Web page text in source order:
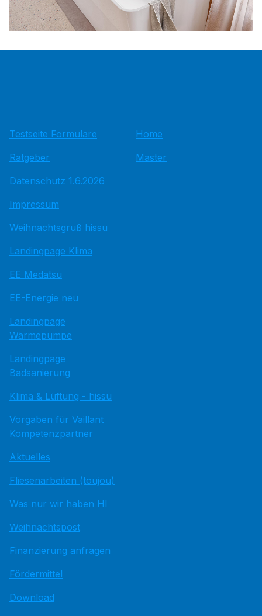
Testseite Formulare
Ratgeber
Datenschutz 1.6.2026
Impressum
Weihnachtsgruß hissu
Landingpage Klima
EE Medatsu
EE-Energie neu
Landingpage
Wärmepumpe
Landingpage
Badsanierung
Klima & Lüftung - hissu
Vorgaben für Vaillant
Kompetenzpartner
Aktuelles
Fliesenarbeiten (toujou)
Was nur wir haben HI
Weihnachtspost
Finanzierung anfragen
Fördermittel
Download
Home
Master